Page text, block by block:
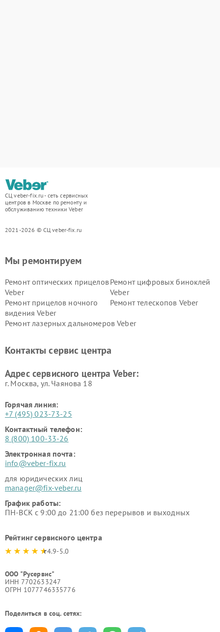
СЦ veber-fix.ru - сеть сервисных
центров в Москве по ремонту и
обслуживанию техники Veber
2021-2026 © СЦ veber-fix.ru
Мы ремонтируем
Ремонт оптических прицелов
Veber
Ремонт цифровых биноклей
Veber
Ремонт прицелов ночного
видения Veber
Ремонт телескопов Veber
Ремонт лазерных дальномеров Veber
Контакты сервис центра
Адрес сервисного центра Veber:
г. Москва, ул. Чаянова 18
Горячая линия:
+7 (495) 023-73-25
Контактный телефон:
8 (800) 100-33-26
Электронная почта:
info@veber-fix.ru
для юридических лиц
manager@fix-veber.ru
График работы:
ПН-ВСК с 9:00 до 21:00 без перерывов и выходных
Рейтинг сервисного центра
4.9-5.0
ООО "Русервис"
ИНН 7702633247
ОГРН 1077746335776
Поделиться в соц. сетях: